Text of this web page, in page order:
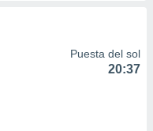
Puesta del sol
20:37